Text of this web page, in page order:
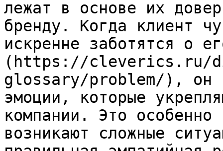
лежат в основе их
бренду. Когда клиент
искренне заботятся о
(https://cleverics.ru/
glossary/problem/), он
эмоции, которые
компании. Это
возникают сложные